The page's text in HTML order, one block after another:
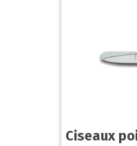
Ciseaux